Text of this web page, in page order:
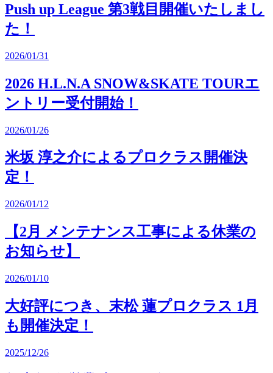
Push up League 第3戦目開催いたしまし
た！
2026/01/31
2026 H.L.N.A SNOW&SKATE TOURエ
ントリー受付開始！
2026/01/26
米坂 淳之介によるプロクラス開催決
定！
2026/01/12
【2月 メンテナンス工事による休業の
お知らせ】
2026/01/10
大好評につき、末松 蓮プロクラス 1月
も開催決定！
2025/12/26